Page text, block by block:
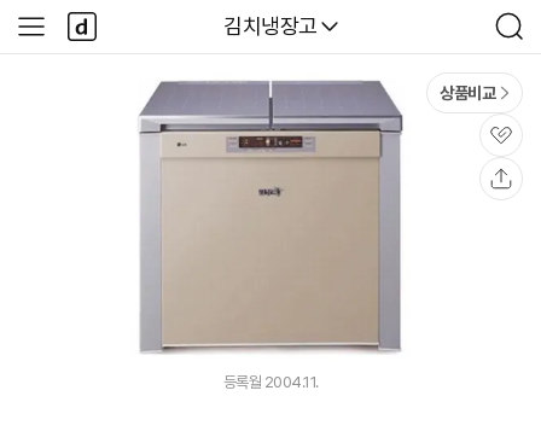
다나와
김치냉장고
검
색
사
이
다
나
와
상품비교
관
심
등록월 2004.11.